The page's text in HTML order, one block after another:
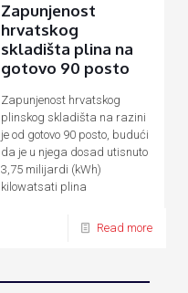
Zapunjenost
hrvatskog
skladišta plina na
gotovo 90 posto
Zapunjenost hrvatskog
plinskog skladišta na razini
je od gotovo 90 posto, budući
da je u njega dosad utisnuto
3,75 milijardi (kWh)
kilowatsati plina
Read more